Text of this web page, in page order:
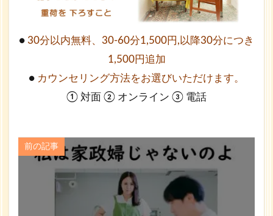
● 30分以内無料、30-60分1,500円,以降30分につき
1,500円追加
● カウンセリング方法をお選びいただけます。
① 対面 ② オンライン ③ 電話
前の記事